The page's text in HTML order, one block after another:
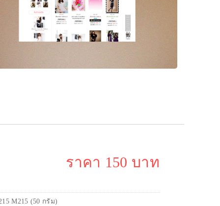
ราคา 150 บาท
M215 (50 กรัม)